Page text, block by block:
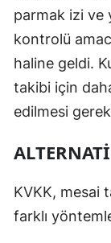
parmak izi ve
kontrolü
haline geldi.
takibi için
edilmesi
KVKK, mesai
farklı